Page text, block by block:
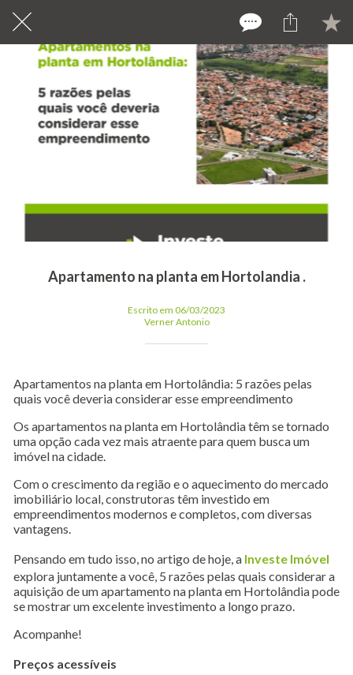
Apartamento na planta em Hortolandia .
Escrito em 06/03/2023
Verner Antonio
Apartamentos na planta em Hortolândia: 5 razões pelas
quais você deveria considerar esse empreendimento
Os apartamentos na planta em Hortolândia têm se tornado
uma opção cada vez mais atraente para quem busca um
imóvel na cidade.
Com o crescimento da região e o aquecimento do mercado
imobiliário local, construtoras têm investido em
empreendimentos modernos e completos, com diversas
vantagens.
Pensando em tudo isso, no artigo de hoje, a Investe Imóvel
explora juntamente a você, 5 razões pelas quais considerar a
aquisição de um apartamento na planta em Hortolândia pode
se mostrar um excelente investimento a longo prazo.
Acompanhe!
Preços acessíveis